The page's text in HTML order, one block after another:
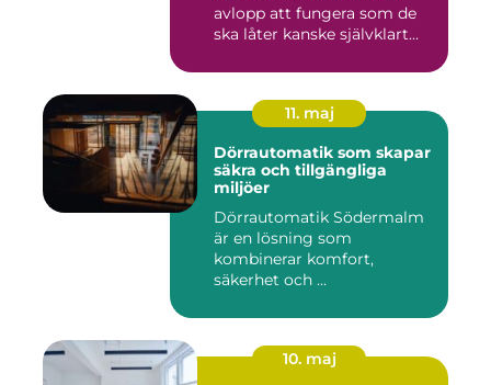
avlopp att fungera som de
ska låter kanske självklart...
11. maj
Dörrautomatik som skapar
säkra och tillgängliga
miljöer
Dörrautomatik Södermalm
är en lösning som
kombinerar komfort,
säkerhet och ...
10. maj